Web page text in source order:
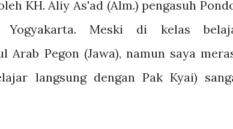
KH. Aliy As'ad (Alm.) pengasuh
Yogyakarta. Meski di kelas
Pegon (Jawa), namun saya
langsung dengan Pak Kyai)